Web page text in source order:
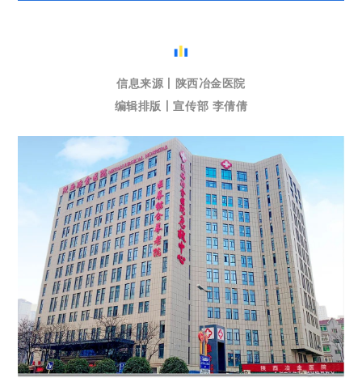
信息来源丨陕西冶金医院
编辑排版丨宣传部 李倩倩